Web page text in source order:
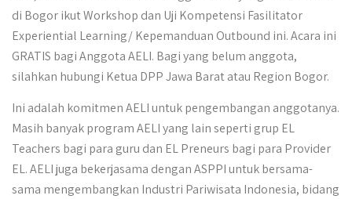
di Bogor ikut Workshop dan Uji Kompetensi Fasilitator
Experiential Learning/ Kepemanduan Outbound ini. Acara ini
GRATIS bagi Anggota AELI. Bagi yang belum anggota,
silahkan hubungi Ketua DPP Jawa Barat atau Region Bogor.
Ini adalah komitmen AELI untuk pengembangan anggotanya.
Masih banyak program AELI yang lain seperti grup EL
Teachers bagi para guru dan EL Preneurs bagi para Provider
EL. AELI juga bekerjasama dengan ASPPI untuk bersama-
sama mengembangkan Industri Pariwisata Indonesia, bidang